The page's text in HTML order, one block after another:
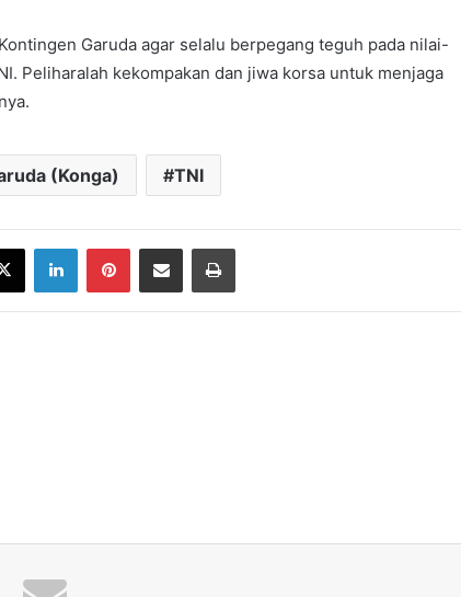
Garuda agar selalu berpegang teguh pada nilai-
Peliharalah kekompakan dan jiwa korsa untuk menjaga
(Konga) TNI
X LinkedInPinterestShare via Email Print